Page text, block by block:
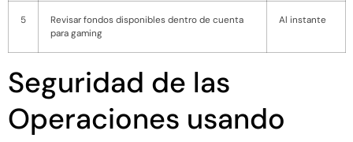
5
Revisar fondos disponibles dentro de cuenta
para gaming
Al instante
Seguridad de las
Operaciones usando